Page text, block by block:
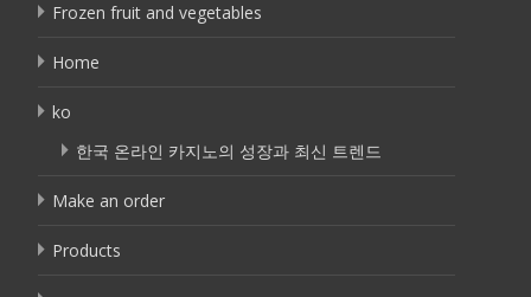
Frozen fruit and vegetables
Home
ko
한국 온라인 카지노의 성장과 최신 트렌드
Make an order
Products